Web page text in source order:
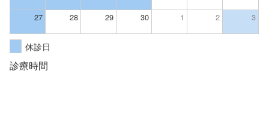
27 28 29 30 1 2 3
休診日
診療時間